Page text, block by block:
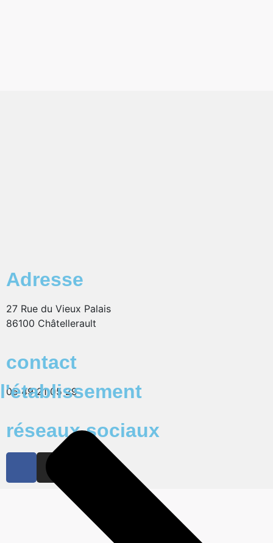
Adresse
27 Rue du Vieux Palais
86100 Châtellerault
contact
05 49 21 05 29
réseaux sociaux
l'établissement